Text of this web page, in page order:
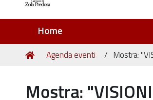
Home
Tu
Home
Agenda eventi Mostra:
Mostra: